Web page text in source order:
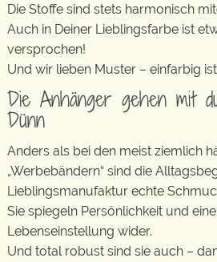
Die Stoffe sind stets harmonisch
Auch in Deiner Lieblingsfarbe ist
versprochen!
Und wir lieben Muster – einfarbig
Die Anhänger gehen mit
Dünn
Anders als bei den meist ziemlich
„Werbebändern“ sind die
Lieblingsmanufaktur echte
Sie spiegeln Persönlichkeit und
Lebenseinstellung wider.
Und total robust sind sie auch –